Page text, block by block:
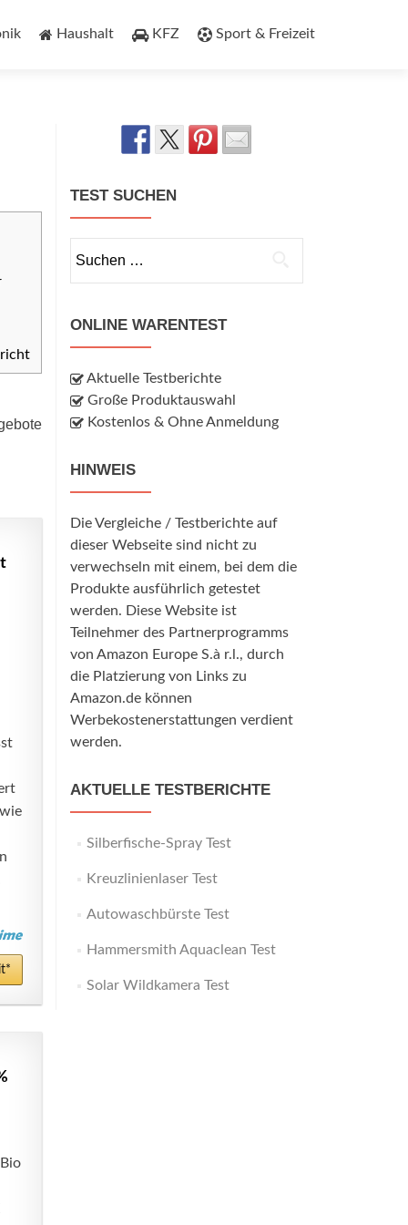
Haushalt KFZ Sport & Freizeit
TEST SUCHEN
nach:
ONLINE WARENTEST
Aktuelle Testberichte
Große Produktauswahl
Kostenlos & Ohne Anmeldung
HINWEIS
Die Vergleiche / Testberichte auf
dieser Webseite sind nicht zu
verwechseln mit einem, bei dem die
Produkte ausführlich getestet
werden. Diese Website ist
Teilnehmer des Partnerprogramms
von Amazon Europe S.à r.l., durch
die Platzierung von Links zu
Amazon.de können
Werbekostenerstattungen verdient
werden.
AKTUELLE TESTBERICHTE
Silberfische-Spray Test
Kreuzlinienlaser Test
Autowaschbürste Test
Hammersmith Aquaclean Test
Solar Wildkamera Test